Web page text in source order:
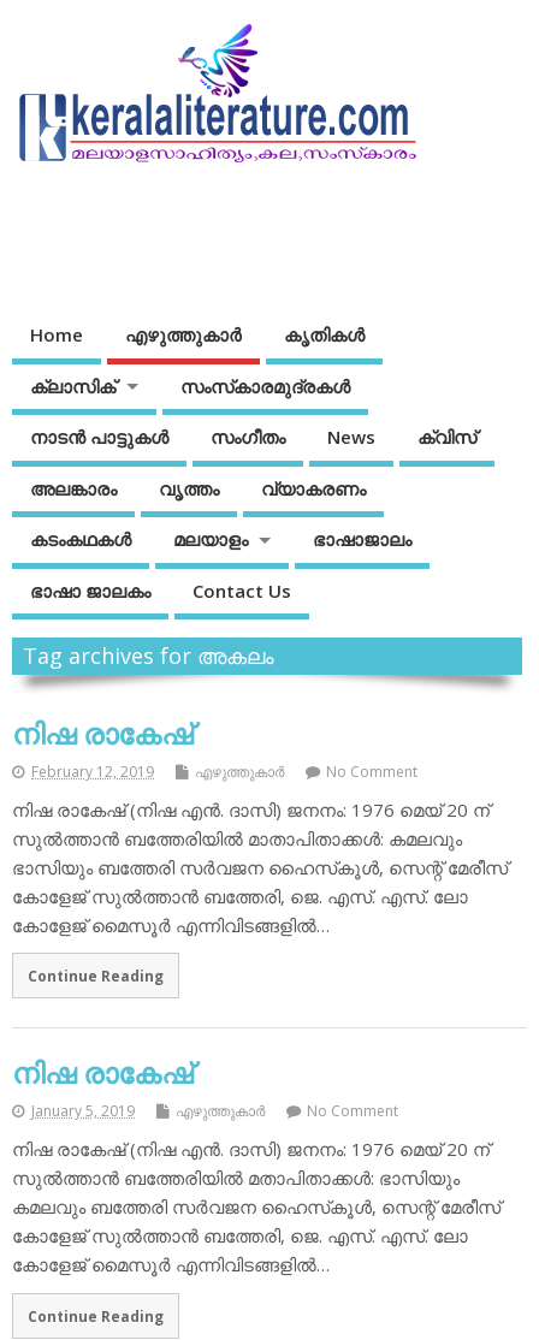
Home എഴുത്തുകാര്‍ കൃതികൾ
ക്ലാസിക് സംസ്‌കാരമുദ്രകള്‍
നാടന്‍ പാട്ടുകള്‍ സംഗീതം News ക്വിസ്
അലങ്കാരം വൃത്തം വ്യാകരണം
കടംകഥകള്‍ മലയാളം ഭാഷാജാലം
ഭാഷാ ജാലകം Contact Us
Tag archives for അകലം
നിഷ രാകേഷ്
February 12, 2019 എഴുത്തുകാര്‍ No Comment
നിഷ രാകേഷ് (നിഷ എന്‍. ദാസി) ജനനം: 1976 മെയ് 20 ന്
സുല്‍ത്താന്‍ ബത്തേരിയില്‍ മാതാപിതാക്കള്‍: കമലവും
ഭാസിയും ബത്തേരി സര്‍വജന ഹൈസ്‌കൂള്‍, സെന്റ് മേരീസ്
കോളേജ് സുല്‍ത്താന്‍ ബത്തേരി, ജെ. എസ്. എസ്. ലോ
കോളേജ് മൈസൂര്‍ എന്നിവിടങ്ങളില്‍…
Continue Reading
നിഷ രാകേഷ്
January 5, 2019 എഴുത്തുകാര്‍ No Comment
നിഷ രാകേഷ് (നിഷ എന്‍. ദാസി) ജനനം: 1976 മെയ് 20 ന്
സുല്‍ത്താന്‍ ബത്തേരിയില്‍ മതാപിതാക്കള്‍: ഭാസിയും
കമലവും ബത്തേരി സര്‍വജന ഹൈസ്‌കൂള്‍, സെന്റ് മേരീസ്
കോളേജ് സുല്‍ത്താന്‍ ബത്തേരി, ജെ. എസ്. എസ്. ലോ
കോളേജ് മൈസൂര്‍ എന്നിവിടങ്ങളില്‍…
Continue Reading